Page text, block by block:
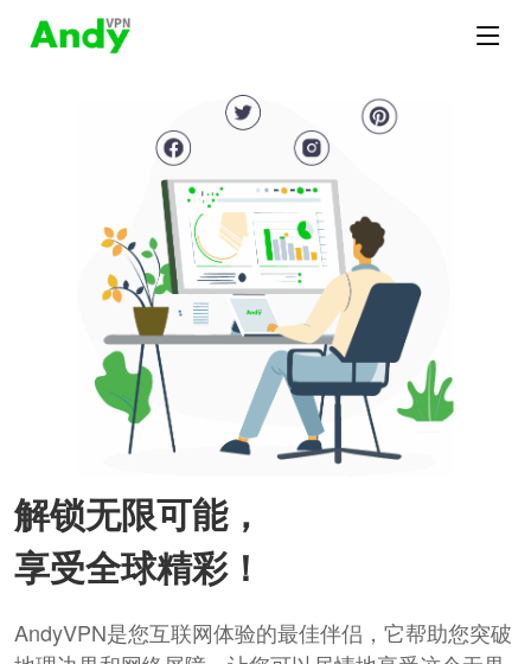
解锁无限可能，
享受全球精彩！
AndyVPN是您互联网体验的最佳伴侣，它帮助您突破